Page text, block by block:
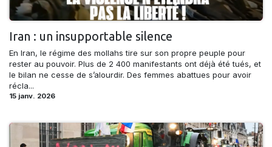
Iran : un insupportable silence
En Iran, le régime des mollahs tire sur son propre peuple pour
rester au pouvoir. Plus de 2 400 manifestants ont déjà été tués, et
le bilan ne cesse de s’alourdir. Des femmes abattues pour avoir
récla...
15 janv. 2026